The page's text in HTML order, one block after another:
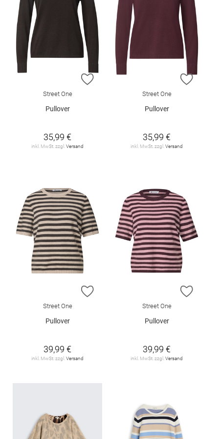
ZUR WUNSCHLISTE HINZUFÜGEN
Street One
Pullover
35,99 €
inkl. MwSt. zzgl. Versand
ZUR
Street One
Pullover
35,99 €
inkl. MwSt. zzgl. Versand
ZUR WUNSCHLISTE HINZUFÜGEN
Street One
Pullover
39,99 €
inkl. MwSt. zzgl. Versand
ZUR
Street One
Pullover
39,99 €
inkl. MwSt. zzgl. Versand